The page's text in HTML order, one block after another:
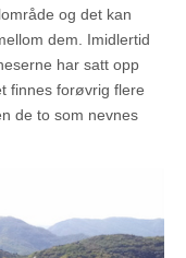
og det kan
dem. Imidlertid
har satt opp
finnes forøvrig flere
de to som nevnes